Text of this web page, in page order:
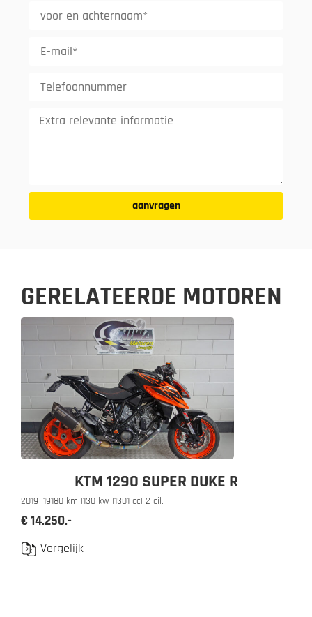
aanvragen
GERELATEERDE MOTOREN
KTM 1290 SUPER DUKE R
2019 |19180 km |130 kw |1301 cc| 2 cil.
€ 14.250.-
Vergelijk